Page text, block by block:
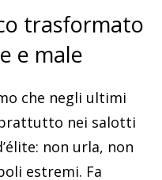
trasformato
e male
che negli ultimi
nei salotti
non urla, non
estremi. Fa